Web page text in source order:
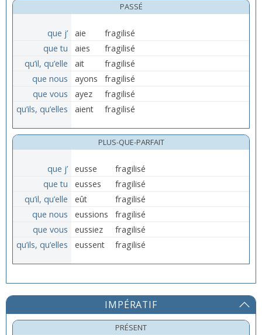
PASSÉ
que j’ aie
fragilisé
que tu
aies
fragilisé
qu’il, qu’elle
ait
fragilisé
que nous
ayons
fragilisé
que vous
ayez
fragilisé
qu’ils, qu’elles
aient fragilisé
PLUS-QUE-PARFAIT
que j’ eusse
fragilisé
que tu
eusses
fragilisé
qu’il, qu’elle
eût
fragilisé
que nous
eussions
fragilisé
que vous
eussiez
fragilisé
qu’ils, qu’elles
eussent fragilisé
IMPÉRATIF
PRÉSENT